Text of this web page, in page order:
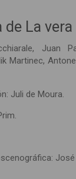
de La
Juan
Martinec,
Juli de Moura.